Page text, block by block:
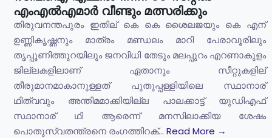
എംഎല്‍എമാര്‍ വീണ്ടും മത്സരിക്കും
തിരുവനന്തപുരം ഇതില് കെ കെ ശൈലജയും കെ എന്
ഉണ്ണികൃഷ്ണനും മാത്രം മണ്ഡലം മാറി പേരാവൂരിലും
തൃപ്പൂണിത്തുറയിലും ജനവിധി തേടും മലപ്പുറം എറണാകുളം
ജില്ലകളിലാണ് ഏതാനും സീറ്റുകളില്
തീരുമാനമാകാനുള്ളത് പുതുപ്പള്ളിയിലെ സ്ഥാനാര്
ഥിത്വവും അന്തിമമാക്കിയില്ല പാലക്കാട്ട് യുഡിഎഫ്
സ്ഥാനാര് ഥി ആരെന്ന് മനസിലാക്കിയ ശേഷം
പൊതുസ്വതന്ത്രനെ രംഗത്തിറക്... Read More →